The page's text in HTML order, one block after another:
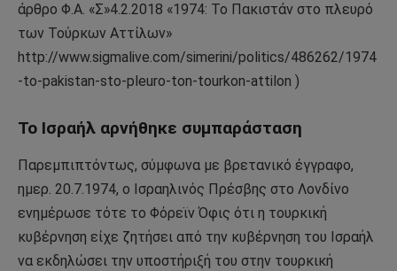
άρθρο Φ.Α. «Σ»4.2.2018 «1974: Το Πακιστάν στο πλευρό
των Τούρκων Αττίλων»
http://www.sigmalive.com/simerini/politics/486262/1974
-to-pakistan-sto-pleuro-ton-tourkon-attilon )
Το Ισραήλ αρνήθηκε συμπαράσταση
Παρεμπιπτόντως, σύμφωνα με βρετανικό έγγραφο,
ημερ. 20.7.1974, ο Ισραηλινός Πρέσβης στο Λονδίνο
ενημέρωσε τότε το Φόρεϊν Όφις ότι η τουρκική
κυβέρνηση είχε ζητήσει από την κυβέρνηση του Ισραήλ
να εκδηλώσει την υποστήριξή του στην τουρκική